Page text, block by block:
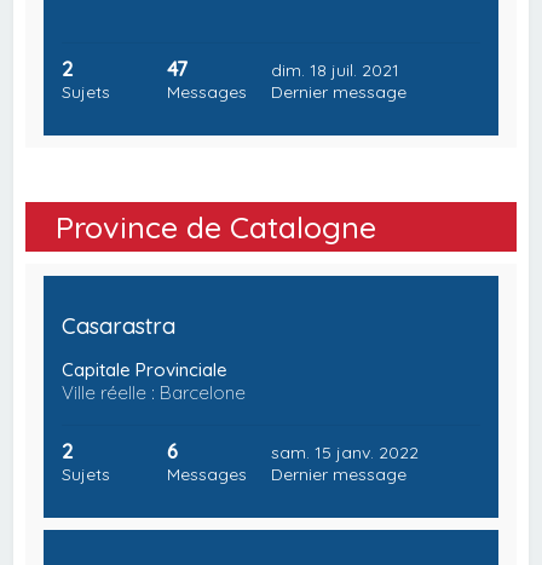
2
Sujets
47
Messages
dim. 18 juil. 2021
Dernier message
Province de Catalogne
Casarastra
Capitale Provinciale
Ville réelle : Barcelone
2
Sujets
6
Messages
sam. 15 janv. 2022
Dernier message